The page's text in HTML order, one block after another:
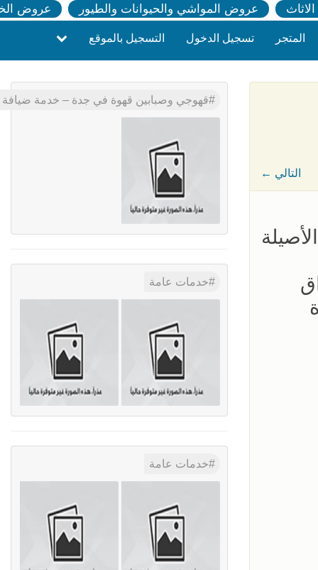
عروض المواشي والحيوانات والطيور عروض
المتجر تسجيل الدخول التسجيل بالموقع
← التالي
قهوجي وصبابين قهوة في جدة – خدمة ضيافة عربية
خدمات عامة
خدمات عامة